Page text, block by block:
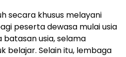
secara khusus melayani
peserta dewasa mulai usia
batasan usia, selama
belajar. Selain itu, lembaga